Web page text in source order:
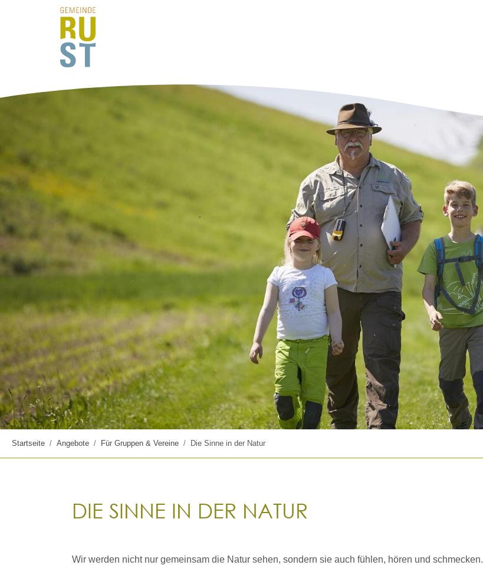
Startseite Angebote Für Gruppen & Vereine Die Sinne in der Natur
DIE SINNE IN DER NATUR
Wir werden nicht nur gemeinsam die Natur sehen, sondern sie auch fühlen, hören und schmecken.